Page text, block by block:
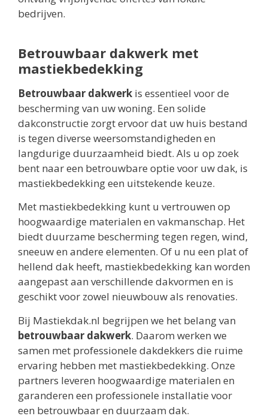
bedrijven.
Betrouwbaar dakwerk met
mastiekbedekking
Betrouwbaar dakwerk is essentieel voor de
bescherming van uw woning. Een solide
dakconstructie zorgt ervoor dat uw huis bestand
is tegen diverse weersomstandigheden en
langdurige duurzaamheid biedt. Als u op zoek
bent naar een betrouwbare optie voor uw dak, is
mastiekbedekking een uitstekende keuze.
Met mastiekbedekking kunt u vertrouwen op
hoogwaardige materialen en vakmanschap. Het
biedt duurzame bescherming tegen regen, wind,
sneeuw en andere elementen. Of u nu een plat of
hellend dak heeft, mastiekbedekking kan worden
aangepast aan verschillende dakvormen en is
geschikt voor zowel nieuwbouw als renovaties.
Bij Mastiekdak.nl begrijpen we het belang van
betrouwbaar dakwerk. Daarom werken we
samen met professionele dakdekkers die ruime
ervaring hebben met mastiekbedekking. Onze
partners leveren hoogwaardige materialen en
garanderen een professionele installatie voor
een betrouwbaar en duurzaam dak.